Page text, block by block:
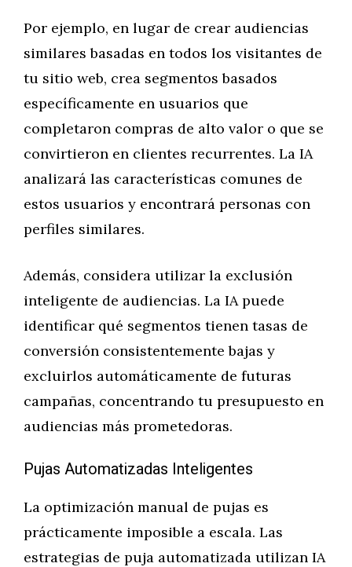
Por ejemplo, en lugar de crear audiencias
similares basadas en todos los visitantes de
tu sitio web, crea segmentos basados
específicamente en usuarios que
completaron compras de alto valor o que se
convirtieron en clientes recurrentes. La IA
analizará las características comunes de
estos usuarios y encontrará personas con
perfiles similares.
Además, considera utilizar la exclusión
inteligente de audiencias. La IA puede
identificar qué segmentos tienen tasas de
conversión consistentemente bajas y
excluirlos automáticamente de futuras
campañas, concentrando tu presupuesto en
audiencias más prometedoras.
Pujas Automatizadas Inteligentes
La optimización manual de pujas es
prácticamente imposible a escala. Las
estrategias de puja automatizada utilizan IA